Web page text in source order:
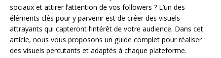
sociaux et attirer l’attention de vos followers ? L’un des
éléments clés pour y parvenir est de créer des visuels
attrayants qui capteront l’intérêt de votre audience. Dans cet
article, nous vous proposons un guide complet pour réaliser
des visuels percutants et adaptés à chaque plateforme.